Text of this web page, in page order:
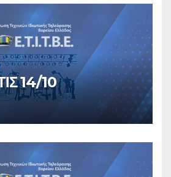
ΑΠΕΡΓΙΑ ΣΤΙΣ 14/10